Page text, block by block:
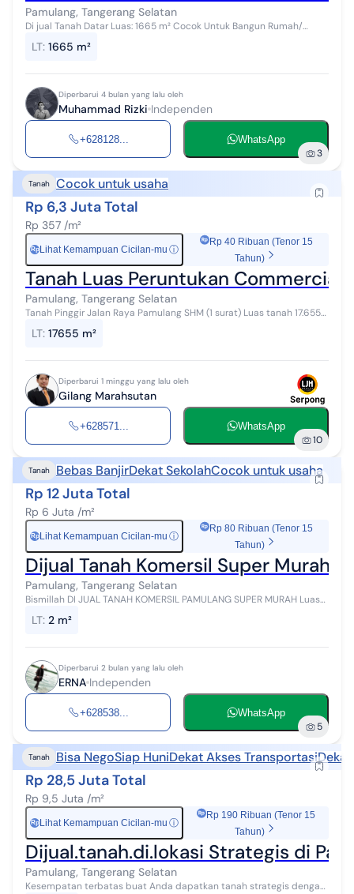
Pamulang, Tangerang Selatan
Di jual Tanah Datar Luas: 1665 m² Cocok Untuk Bangun Rumah/
‎Legalitas : SHM ( ...
LT: 1665 m²
Diperbarui 4 bulan yang lalu oleh
Muhammad Rizki Independen
+628128... WhatsApp
3
Tanah Cocok untuk usaha
Rp 6,3 Juta Total
Rp 357 /m²
Rp Lihat Kemampuan Cicilan-mu ⓘ
Rp 40 Ribuan (Tenor 15
Tahun)
Tanah Luas Peruntukan Commercial
Pamulang, Tangerang Selatan
Tanah Pinggir Jalan Raya Pamulang SHM (1 surat) Luas tanah 17.655
jt/m²
LT: 17655 m²
Diperbarui 1 minggu yang lalu oleh
Gilang Marahsutan
+628571... WhatsApp
10
Tanah Bebas BanjirDekat SekolahCocok untuk usaha
Rp 12 Juta Total
Rp 6 Juta /m²
Rp Lihat Kemampuan Cicilan-mu ⓘ
Rp 80 Ribuan (Tenor 15
Tahun)
Dijual Tanah Komersil Super Murah
Pamulang, Tangerang Selatan
Bismillah DI JUAL TANAH KOMERSIL PAMULANG SUPER MURAH Luas
(Datar & Rata) B...
LT: 2 m²
Diperbarui 2 bulan yang lalu oleh
ERNA Independen
+628538... WhatsApp
5
Tanah Bisa NegoSiap HuniDekat Akses Transportasi
Rp 28,5 Juta Total
Rp 9,5 Juta /m²
Rp Lihat Kemampuan Cicilan-mu ⓘ
Rp 190 Ribuan (Tenor 15
Tahun)
Dijual.tanah.di.lokasi Strategis di
Pamulang, Tangerang Selatan
Kesempatan terbatas buat Anda dapatkan tanah strategis dengan